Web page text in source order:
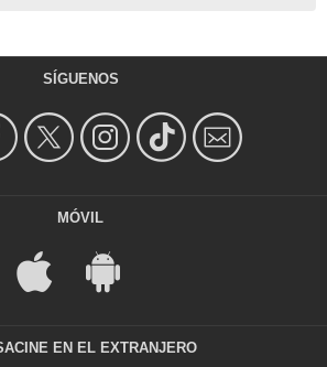
SÍGUENOS
MÓVIL
EN EL EXTRANJERO